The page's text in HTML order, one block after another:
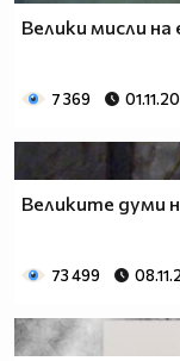
Велики мисли
7 369
Великите думи
73 499